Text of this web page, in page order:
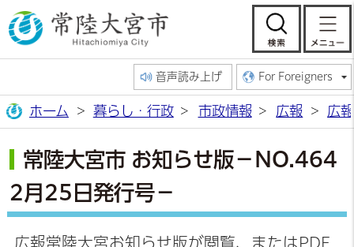
常陸大宮市公
検
音声読み上げ For Foreigners
ホーム 暮らし・行政 市政情報 広報 広
常陸大宮市 お知らせ版－NO.464
2月25日発行号－
広報常陸大宮お知らせ版が閲覧、またはPDF